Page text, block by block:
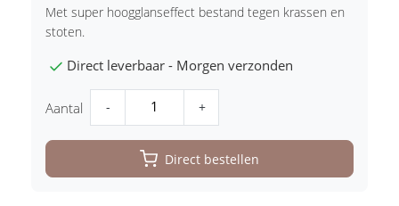
Met super hoogglanseffect bestand tegen krassen en
stoten.
Direct leverbaar - Morgen verzonden
Aantal - +
Direct bestellen